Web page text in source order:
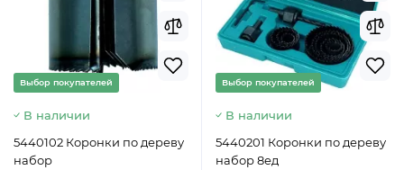
Выбор покупателей
В наличии
5440102 Коронки по дереву
набор
Выбор покупателей
В наличии
5440201 Коронки по дереву
набор 8ед